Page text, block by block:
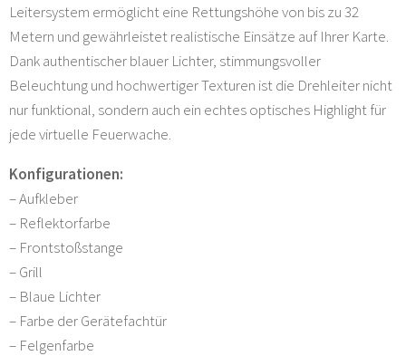
Leitersystem ermöglicht eine Rettungshöhe von bis zu 32
Metern und gewährleistet realistische Einsätze auf Ihrer Karte.
Dank authentischer blauer Lichter, stimmungsvoller
Beleuchtung und hochwertiger Texturen ist die Drehleiter nicht
nur funktional, sondern auch ein echtes optisches Highlight für
jede virtuelle Feuerwache.
Konfigurationen:
– Aufkleber
– Reflektorfarbe
– Frontstoßstange
– Grill
– Blaue Lichter
– Farbe der Gerätefachtür
– Felgenfarbe